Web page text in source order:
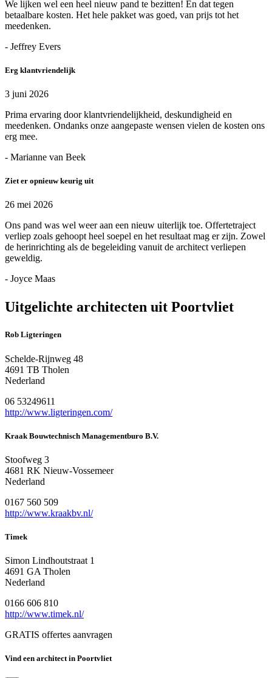
We lijken wel een heel nieuw pand te bezitten! En dat tegen
betaalbare kosten. Het hele pakket was goed, van prijs tot het
meedenken.
- Jeffrey Evers
Erg klantvriendelijk
3 juni 2026
Prima ervaring door klantvriendelijkheid, deskundigheid en
meedenken. Ondanks onze aangepaste wensen vielen de kosten ons
erg mee.
- Marianne van Beek
Ziet er opnieuw keurig uit
26 mei 2026
Ons pand was wel weer aan een nieuw uiterlijk toe. Offertetraject
verliep zoals gehoopt heel soepel en het resultaat mag er zijn. Zowel
de herinrichting als de begeleiding vanuit de architect verliepen
geweldig.
- Joyce Maas
Uitgelichte architecten uit Poortvliet
Rob Ligteringen
Schelde-Rijnweg 48
4691 TB Tholen
Nederland
06 53249611
http://www.ligteringen.com/
Kraak Bouwtechnisch Managementburo B.V.
Stoofweg 3
4681 RK Nieuw-Vossemeer
Nederland
0167 560 509
http://www.kraakbv.nl/
Timek
Simon Lindhoutstraat 1
4691 GA Tholen
Nederland
0166 606 810
http://www.timek.nl/
GRATIS offertes aanvragen
Vind een architect in Poortvliet